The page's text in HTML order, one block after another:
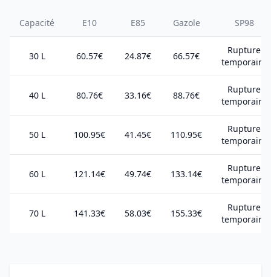
Capacité E10 E85 Gazole SP98
30 L 60.57€ 24.87€ 66.57€
Rupture
temporaire
40 L 80.76€ 33.16€ 88.76€
Rupture
temporaire
50 L 100.95€ 41.45€ 110.95€
Rupture
temporaire
60 L 121.14€ 49.74€ 133.14€
Rupture
temporaire
70 L 141.33€ 58.03€ 155.33€
Rupture
temporaire